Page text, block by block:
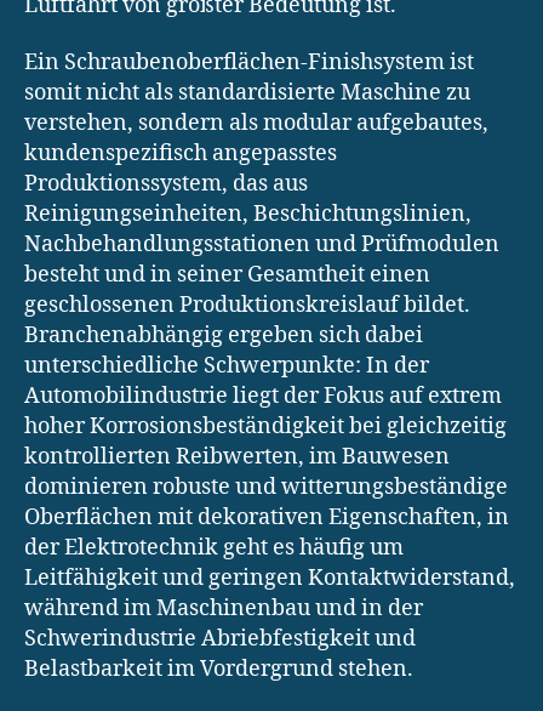
Ein Schraubenoberflächen-Finishsystem ist
somit nicht als standardisierte Maschine zu
verstehen, sondern als modular aufgebautes,
kundenspezifisch angepasstes
Produktionssystem, das aus
Reinigungseinheiten, Beschichtungslinien,
Nachbehandlungsstationen und Prüfmodulen
besteht und in seiner Gesamtheit einen
geschlossenen Produktionskreislauf bildet.
Branchenabhängig ergeben sich dabei
unterschiedliche Schwerpunkte: In der
Automobilindustrie liegt der Fokus auf extrem
hoher Korrosionsbeständigkeit bei gleichzeitig
kontrollierten Reibwerten, im Bauwesen
dominieren robuste und witterungsbeständige
Oberflächen mit dekorativen Eigenschaften, in
der Elektrotechnik geht es häufig um
Leitfähigkeit und geringen Kontaktwiderstand,
während im Maschinenbau und in der
Schwerindustrie Abriebfestigkeit und
Belastbarkeit im Vordergrund stehen.